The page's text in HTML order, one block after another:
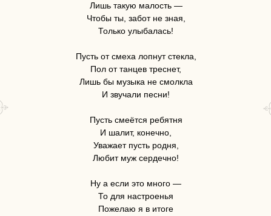
Лишь такую малость —
Чтобы ты, забот не зная,
Только улыбалась!
Пусть от смеха лопнут стекла,
Пол от танцев треснет,
Лишь бы музыка не смолкла
И звучали песни!
Пусть смеётся ребятня
И шалит, конечно,
Уважает пусть родня,
Любит муж сердечно!
Ну а если это много —
То для настроенья
Пожелаю я в итоге